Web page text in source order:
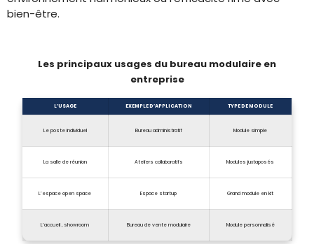
bien-être.
Les principaux usages du bureau modulaire en
entreprise
L’USAGE EXEMPLE D’APPLICATION TYPE DE MODULE
Le poste individuel Bureau administratif Module simple
La salle de réunion Ateliers collaboratifs Modules juxtaposés
L’espace open space Espace startup Grand module en kit
L’accueil , showroom Bureau de vente modulaire Module personnalisé